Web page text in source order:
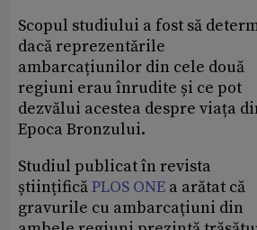
Scopul studiului a fost să
dacă reprezentările
ambarcațiunilor din cele două
regiuni erau înrudite și ce pot
dezvălui acestea despre viața
Epoca Bronzului.
Studiul publicat în revista
științificăPLOS ONE a arătat că
gravurile cu ambarcațiuni din